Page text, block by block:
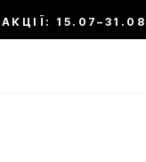
15.07–31.08